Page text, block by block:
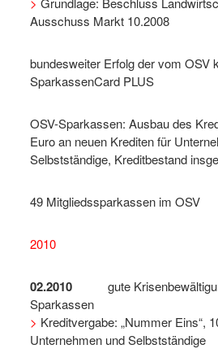
Ausschuss Markt 10.2008
bundesweiter Erfolg der vom OSV
SparkassenCard PLUS
OSV-Sparkassen: Ausbau des
Euro an neuen Krediten für
Selbstständige, Kreditbestand
49 Mitgliedssparkassen im OSV
2010
02.2010
gute
Sparkassen
> Kreditvergabe: „Nummer Eins“,
Unternehmen und Selbstständige